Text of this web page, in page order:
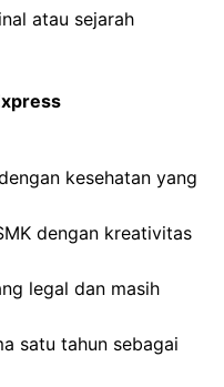
atau sejarah
kesehatan yang
dengan kreativitas
legal dan masih
satu tahun sebagai